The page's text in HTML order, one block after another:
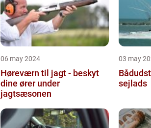
06 may 2024
Høreværn til jagt - beskyt
dine ører under
jagtsæsonen
03 may
sejlads